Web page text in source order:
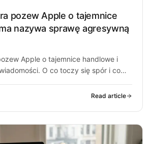
pozew Apple o tajemnice
nazywa sprawę agresywną
Apple o tajemnice handlowe i
O co toczy się spór i co
Read article